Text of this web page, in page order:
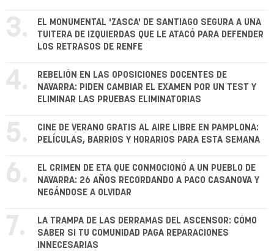
3.
EL MONUMENTAL 'ZASCA' DE SANTIAGO SEGURA A UNA
TUITERA DE IZQUIERDAS QUE LE ATACÓ PARA DEFENDER
LOS RETRASOS DE RENFE
4.
REBELIÓN EN LAS OPOSICIONES DOCENTES DE
NAVARRA: PIDEN CAMBIAR EL EXAMEN POR UN TEST Y
ELIMINAR LAS PRUEBAS ELIMINATORIAS
5.
CINE DE VERANO GRATIS AL AIRE LIBRE EN PAMPLONA:
PELÍCULAS, BARRIOS Y HORARIOS PARA ESTA SEMANA
6.
EL CRIMEN DE ETA QUE CONMOCIONÓ A UN PUEBLO DE
NAVARRA: 26 AÑOS RECORDANDO A PACO CASANOVA Y
NEGÁNDOSE A OLVIDAR
7.
LA TRAMPA DE LAS DERRAMAS DEL ASCENSOR: CÓMO
SABER SI TU COMUNIDAD PAGA REPARACIONES
INNECESARIAS